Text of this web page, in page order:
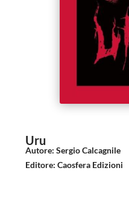
Uru
Autore:Sergio Calcagnile
Editore:Caosfera Edizioni